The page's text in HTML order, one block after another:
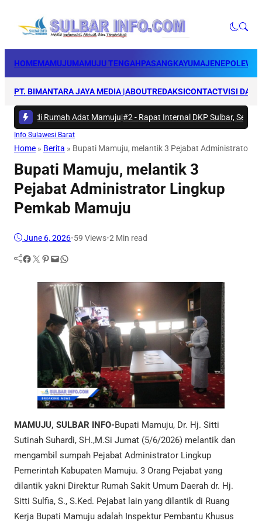
HOMEMAMUJUMAMUJU TENGAHPASANGKAYUMAJENE
PT. BIMANTARA JAYA MEDIA |ABOUTREDAKSICONTACTVISI DAN
di Rumah Adat Mamuju|#2 -Rapat Internal DKP Sulbar,
Info Sulawesi Barat
Home » Berita » Bupati Mamuju, melantik 3 Pejabat Administrator
Bupati Mamuju, melantik 3
Pejabat Administrator Lingkup
Pemkab Mamuju
June 6, 2026•59 Views•2 Min read
Facebook Twitter Pinterest Mail WhatsApp
MAMUJU, SULBAR INFO-Bupati Mamuju, Dr. Hj. Sitti
Sutinah Suhardi, SH.,M.Si Jumat (5/6/2026) melantik dan
mengambil sumpah Pejabat Administrator Lingkup
Pemerintah Kabupaten Mamuju. 3 Orang Pejabat yang
dilantik yakni Direktur Rumah Sakit Umum Daerah dr. Hj.
Sitti Sulfia, S., S.Ked. Pejabat lain yang dilantik di Ruang
Kerja Bupati Mamuju adalah Inspektur Pembantu Khusus